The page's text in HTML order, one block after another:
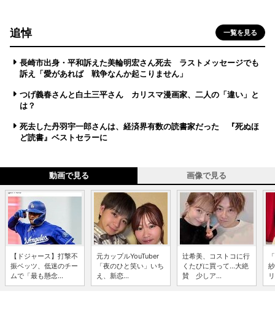
追悼 一覧を見る
長崎市出身・平和訴えた美輪明宏さん死去 ラストメッセージでも
訴え「愛があれば 戦争なんか起こりません」
つげ義春さんと白土三平さん カリスマ漫画家、二人の「違い」と
は？
死去した丹羽宇一郎さんは、経済界有数の読書家だった 『死ぬほ
ど読書』ベストセラーに
動画で見る 画像で見る
【ドジャース】打撃不
振ベッツ、低迷のチー
ムで「最も懸念...
元カップルYouTuber
「夜のひと笑い」いち
え、新恋...
辻希美、コストコに行
くたびに買って...大絶
賛 少しア...